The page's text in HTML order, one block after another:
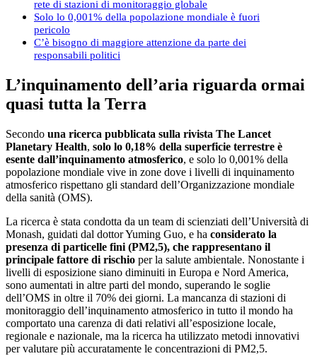
rete di stazioni di monitoraggio globale
Solo lo 0,001% della popolazione mondiale è fuori
pericolo
C’è bisogno di maggiore attenzione da parte dei
responsabili politici
L’inquinamento dell’aria riguarda ormai
quasi tutta la Terra
Secondo una ricerca pubblicata sulla rivista The Lancet
Planetary Health, solo lo 0,18% della superficie terrestre è
esente dall’inquinamento atmosferico, e solo lo 0,001% della
popolazione mondiale vive in zone dove i livelli di inquinamento
atmosferico rispettano gli standard dell’Organizzazione mondiale
della sanità (OMS).
La ricerca è stata condotta da un team di scienziati dell’Università di
Monash, guidati dal dottor Yuming Guo, e ha considerato la
presenza di particelle fini (PM2,5), che rappresentano il
principale fattore di rischio per la salute ambientale. Nonostante i
livelli di esposizione siano diminuiti in Europa e Nord America,
sono aumentati in altre parti del mondo, superando le soglie
dell’OMS in oltre il 70% dei giorni. La mancanza di stazioni di
monitoraggio dell’inquinamento atmosferico in tutto il mondo ha
comportato una carenza di dati relativi all’esposizione locale,
regionale e nazionale, ma la ricerca ha utilizzato metodi innovativi
per valutare più accuratamente le concentrazioni di PM2,5.